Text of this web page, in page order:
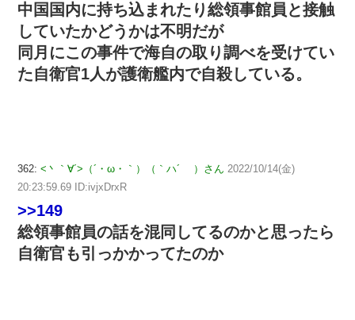
中国国内に持ち込まれたり総領事館員と接触
していたかどうかは不明だが
同月にこの事件で海自の取り調べを受けてい
た自衛官1人が護衛艦内で自殺している。
362: <丶｀∀´>（´・ω・｀）（｀ハ´ ）さん 2022/10/14(金)
20:23:59.69 ID:ivjxDrxR
>>149
総領事館員の話を混同してるのかと思ったら
自衛官も引っかかってたのか